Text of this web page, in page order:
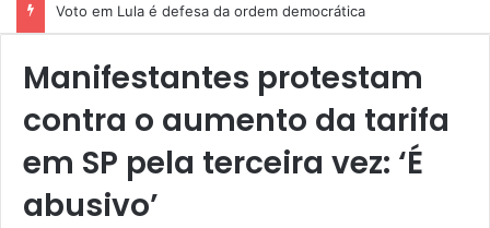
Nota de solidariedade ao povo venezuelano
Manifestantes protestam
contra o aumento da tarifa
em SP pela terceira vez: ‘É
abusivo’